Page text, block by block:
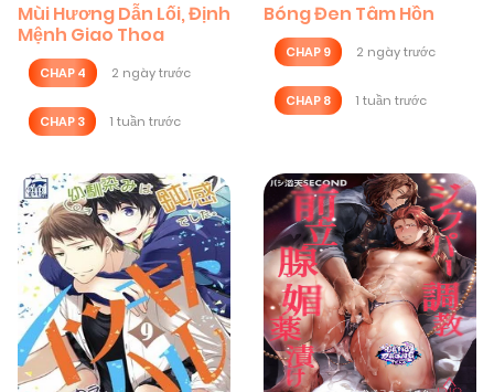
Mùi Hương Dẫn Lối, Định
Mệnh Giao Thoa
CHAP 4 2 ngày trước
CHAP 3 1 tuần trước
Bóng Đen Tâm Hồn
CHAP 9 2 ngày trước
CHAP 8 1 tuần trước